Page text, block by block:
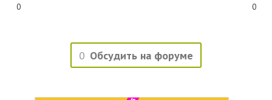
0 0
0 Обсудить на форуме